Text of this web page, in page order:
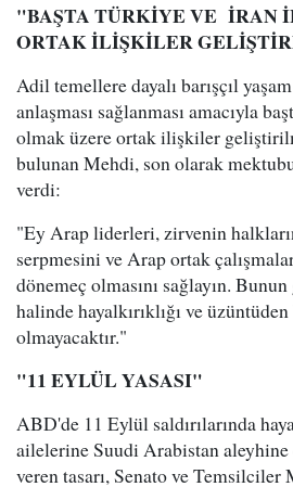
"BAŞTA TÜRKİYE VE İRAN
ORTAK İLİŞKİLER
Adil temellere dayalı barışçıl
anlaşması sağlanması amacıyla
olmak üzere ortak ilişkiler
bulunan Mehdi, son olarak
verdi:
"Ey Arap liderleri, zirvenin
serpmesini ve Arap ortak
dönemeç olmasını sağlayın.
halinde hayalkırıklığı ve
olmayacaktır."
"11 EYLÜL YASASI"
ABD'de 11 Eylül saldırılarında
ailelerine Suudi Arabistan aleyhine
veren tasarı, Senato ve